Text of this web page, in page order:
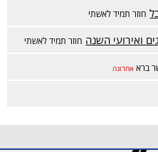
חוזר תמיד לאשתי
ואירועי השנה חוזר תמיד לאשתי
ברא אחרונה